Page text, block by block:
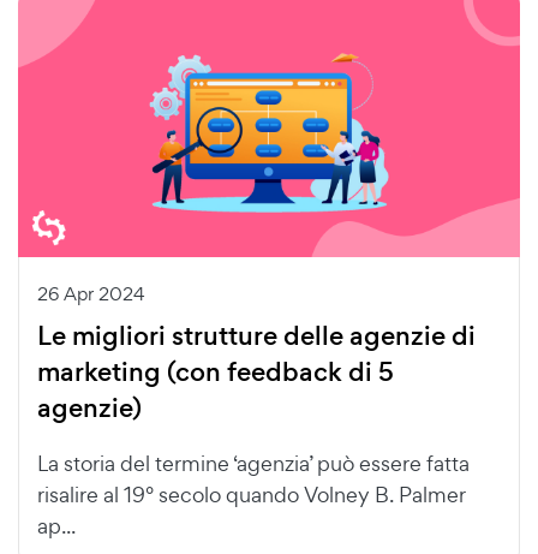
26 Apr 2024
Le migliori strutture delle agenzie di
marketing (con feedback di 5
agenzie)
La storia del termine ‘agenzia’ può essere fatta
risalire al 19° secolo quando Volney B. Palmer
ap...